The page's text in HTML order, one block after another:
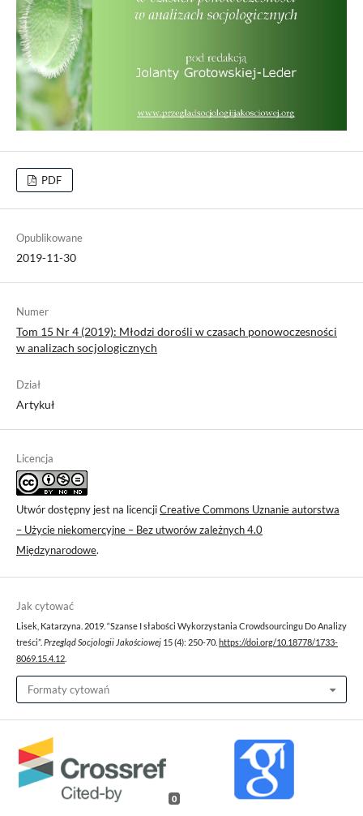
PDF
Opublikowane
2019-11-30
Numer
Tom 15 Nr 4 (2019): Młodzi dorośli w czasach ponowoczesności
w analizach socjologicznych
Dział
Artykuł
Licencja
Utwór dostępny jest na licencjiCreative Commons Uznanie autorstwa
– Użycie niekomercyjne – Bez utworów zależnych 4.0
Międzynarodowe.
Jak cytować
Lisek, Katarzyna. 2019. “Szanse I słabości Wykorzystania Crowdsourcingu Do Analizy
treści”. Przegląd Socjologii Jakościowej 15 (4): 250-70. https://doi.org/10.18778/1733-
8069.15.4.12
Formaty cytowań
0